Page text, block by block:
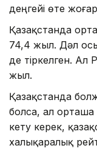
деңгейі өте
Қазақстанда
74,4 жыл. Дәл
де тіркелген. Ал
жыл.
Қазақстанда
болса, ал
кету керек,
халықаралық